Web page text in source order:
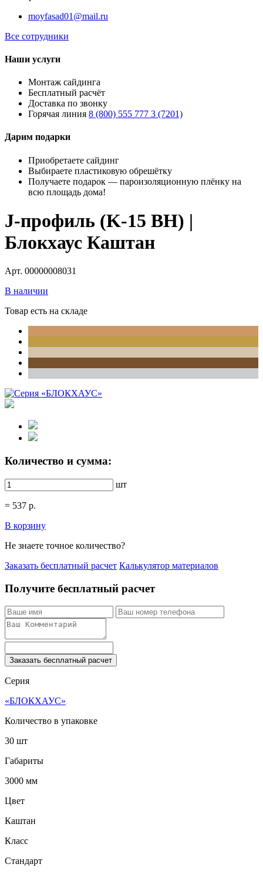
moyfasad01@mail.ru
Все сотрудники
Наши услуги
Монтаж сайдинга
Бесплатный расчёт
Доставка по звонку
Горячая линия 8 (800) 555 777 3 (7201)
Дарим подарки
Приобретаете сайдинг
Выбираете пластиковую обрешётку
Получаете подарок — пароизоляционную плёнку на
всю площадь дома!
J-профиль (K-15 BH) |
Блокхаус Каштан
Арт. 00000008031
В наличии
Товар есть на складе
Количество и сумма:
шт
= 537 р.
В корзину
Не знаете точное количество?
Заказать бесплатный расчет Калькулятор материалов
Получите бесплатный расчет
Заказать бесплатный расчет
Серия
«БЛОКХАУС»
Количество в упаковке
30 шт
Габариты
3000 мм
Цвет
Каштан
Класс
Стандарт